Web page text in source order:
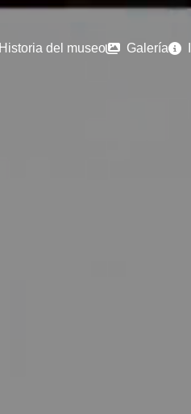
Historia del museo Galería